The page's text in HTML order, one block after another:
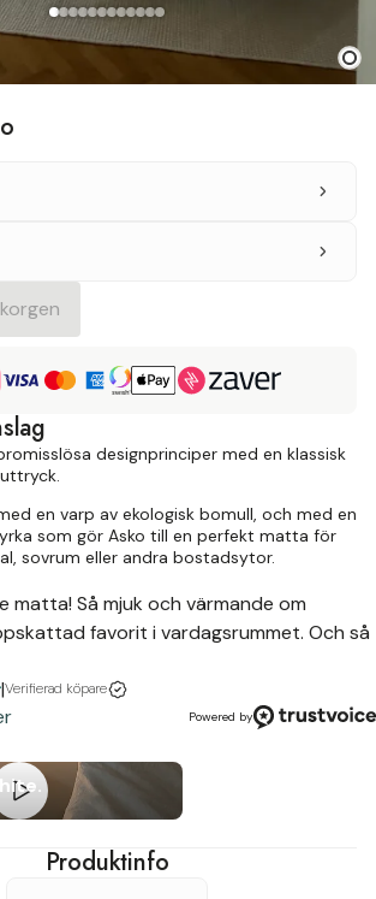
designprinciper med en klassisk
en varp av ekologisk bomull, och med en
som gör Asko till en perfekt matta för
sovrum eller andra bostadsytor.
matta! Så mjuk och värmande om
favorit i vardagsrummet. Och så
|Verifierad köpare
Powered by
Produktinfo